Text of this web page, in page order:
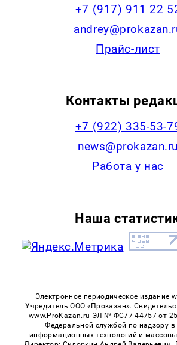
+7 (917) 911 22
Прайс-лист
Контакты
+7 (922) 335-53-
news@prokazan.ru
Работа у нас
Наша
Электронное периодическое издание
Учредитель ООО «Проказан».
www.ProKazan.ru ЭЛ № ФС77-44757 от
Федеральной службой по надзору в
информационных технологий и